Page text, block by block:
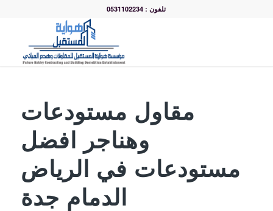
تلفون : 0531102234
مقاول مستودعات
وهناجر افضل
مستودعات في الرياض
الدمام جدة